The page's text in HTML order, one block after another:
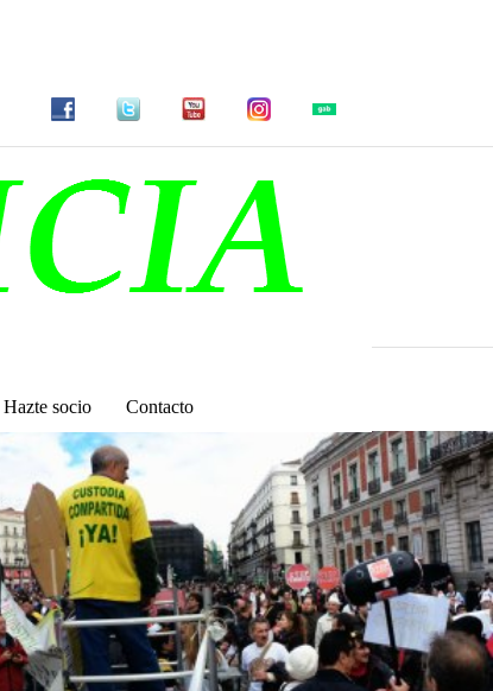
Hazte socio Contacto